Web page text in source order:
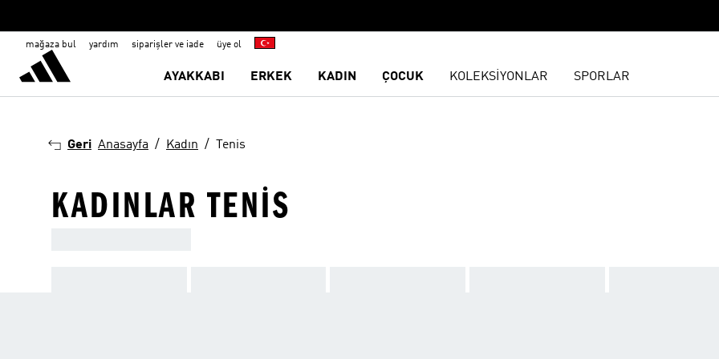
mağaza bul yardım siparişler ve iade üye ol
AYAKKABI ERKEK KADIN ÇOCUK KOLEKSİYONLAR SPORLAR
Geri Anasayfa Kadın Tenis
KADINLAR TENIS